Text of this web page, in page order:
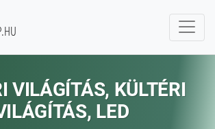
VILÁGÍTÁS, KÜLTÉRI
LED